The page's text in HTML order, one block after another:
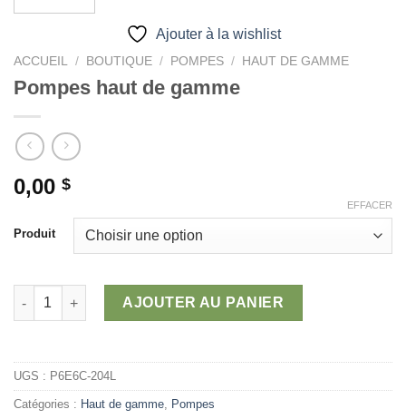
Ajouter à la wishlist
ACCUEIL / BOUTIQUE / POMPES / HAUT DE GAMME
Pompes haut de gamme
0,00 $
Produit
EFFACER
quantité de Pompes haut de gamme
AJOUTER AU PANIER
UGS : P6E6C-204L
Catégories : Haut de gamme Pompes